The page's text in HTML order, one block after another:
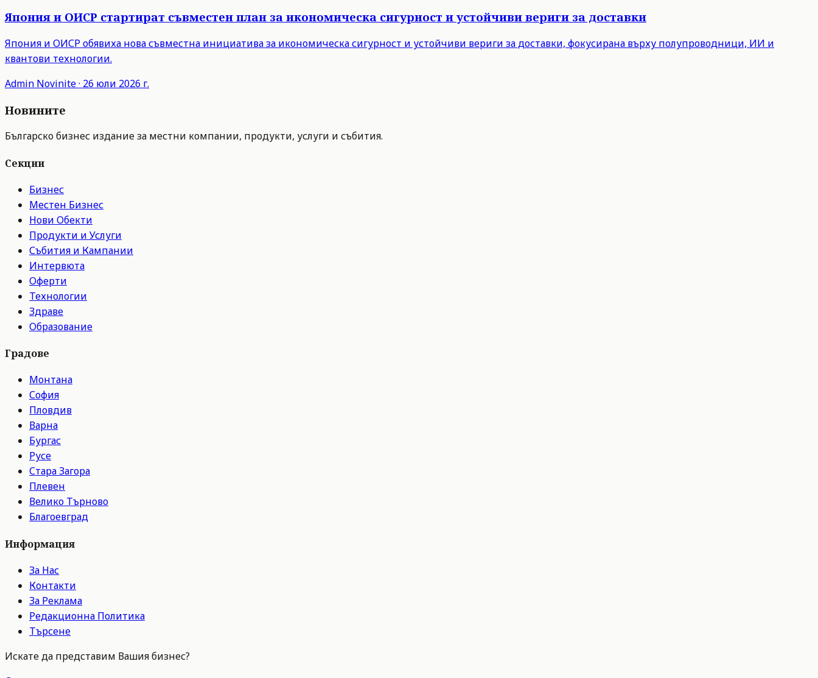
Япония и ОИСР стартират съвместен план за икономическа сигурност и устойчиви вериги за доставки
Япония и ОИСР обявиха нова съвместна инициатива за икономическа сигурност и устойчиви вериги за доставки, фокусирана върху полупроводници, ИИ и
квантови технологии.
Admin Novinite· 26 юли 2026 г.
Новините
Българско бизнес издание за местни компании, продукти, услуги и събития.
Секции
Бизнес
Местен Бизнес
Нови Обекти
Продукти и Услуги
Събития и Кампании
Интервюта
Оферти
Технологии
Здраве
Образование
Градове
Монтана
София
Пловдив
Варна
Бургас
Русе
Стара Загора
Плевен
Велико Търново
Благоевград
Информация
За Нас
Контакти
За Реклама
Редакционна Политика
Търсене
Искате да представим Вашия бизнес?